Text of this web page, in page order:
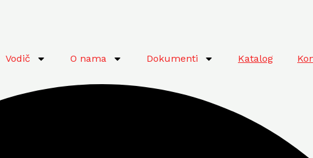
Vodič O nama Dokumenti Katalog